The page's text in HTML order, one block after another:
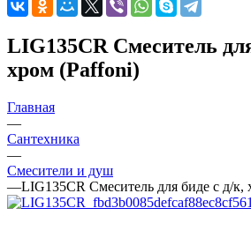
LIG135CR Смеситель
хром (Paffoni)
Главная
—
Сантехника
—
Смесители и душ
—LIG135CR Смеситель для биде с д/к,